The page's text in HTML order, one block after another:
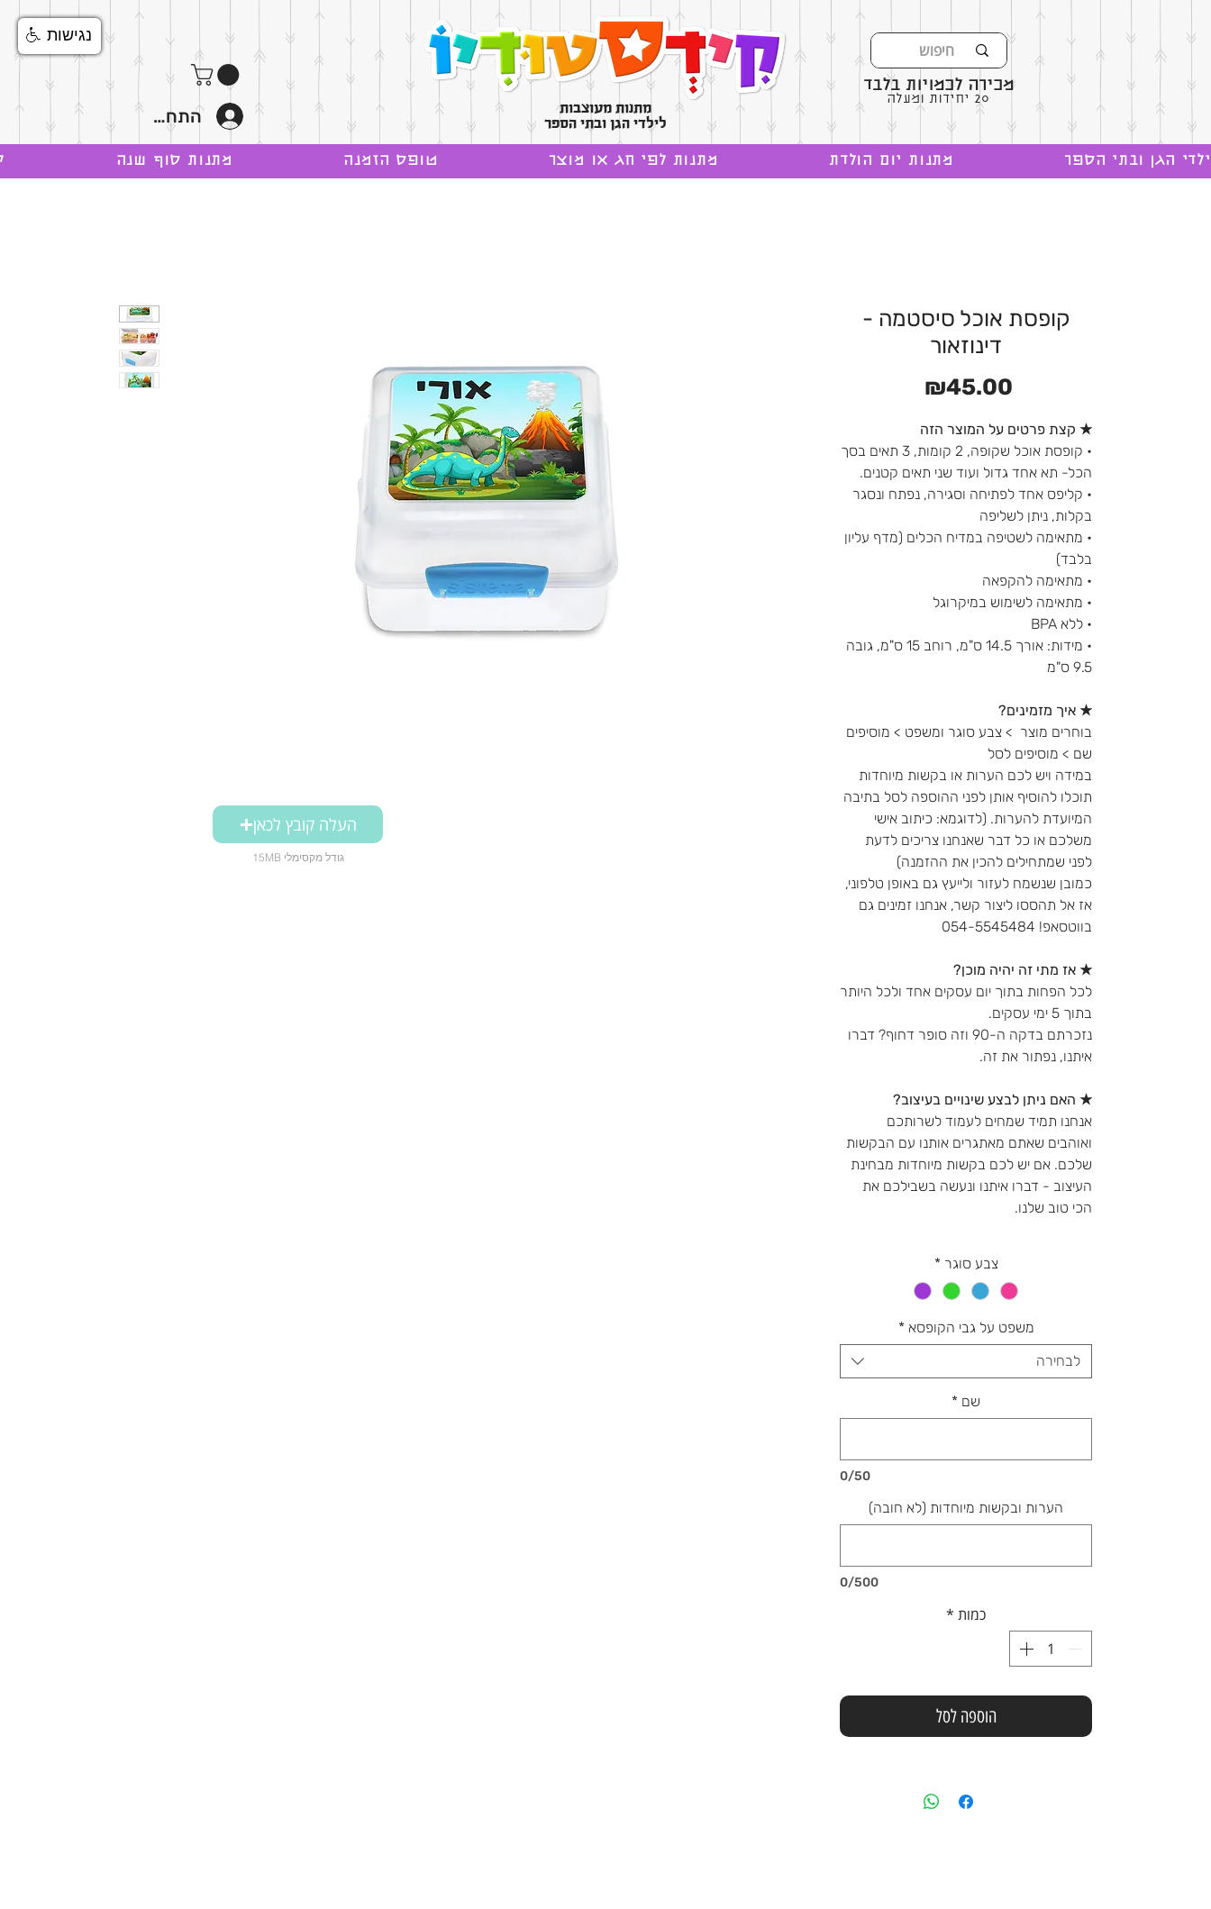
התחבר
מתנות מעוצבות
לילדי הגן ובתי הספר
מכירה לכמויות בלבד
20 יחידות ומעלה
הגן ובתי הספר מתנות יום הולדת מתנות לפי חג או מוצר טופס הזמנה מתנות סוף שנה
קופסת אוכל סיסטמה -
דינוזאור
₪45.00
★ קצת פרטים על המוצר הזה
• קופסת אוכל שקופה, 2 קומות, 3 תאים בסך
הכל- תא אחד גדול ועוד שני תאים קטנים.
• קליפס אחד לפתיחה וסגירה, נפתח ונסגר
בקלות, ניתן לשליפה
• מתאימה לשטיפה במדיח הכלים (מדף עליון
בלבד)
• מתאימה להקפאה
• מתאימה לשימוש במיקרוגל
• ללא BPA
• מידות: אורך 14.5 ס"מ, רוחב 15 ס"מ, גובה
9.5 ס"מ
★ איך מזמינים?
בוחרים מוצר > צבע סוגר ומשפט > מוסיפים
שם > מוסיפים לסל
במידה ויש לכם הערות או בקשות מיוחדות
תוכלו להוסיף אותן לפני ההוספה לסל בתיבה
המיועדת להערות. (לדוגמא: כיתוב אישי
משלכם או כל דבר שאנחנו צריכים לדעת
לפני שמתחילים להכין את ההזמנה)
כמובן שנשמח לעזור ולייעץ גם באופן טלפוני,
אז אל תהססו ליצור קשר, אנחנו זמינים גם
בווטסאפ! 054-5545484
★ אז מתי זה יהיה מוכן?
לכל הפחות בתוך יום עסקים אחד ולכל היותר
בתוך 5 ימי עסקים.
נזכרתם בדקה ה-90 וזה סופר דחוף? דברו
איתנו, נפתור את זה.
★ האם ניתן לבצע שינויים בעיצוב?
אנחנו תמיד שמחים לעמוד לשרותכם
ואוהבים שאתם מאתגרים אותנו עם הבקשות
שלכם. אם יש לכם בקשות מיוחדות מבחינת
העיצוב - דברו איתנו ונעשה בשבילכם את
הכי טוב שלנו.
צבע סוגר *
משפט על גבי הקופסא *
לבחירה
שם *
0/50
הערות ובקשות מיוחדות (לא חובה)
0/500
כמות *
הוספה לסל
העלה קובץ לכאן
15MB גודל מקסימלי
נגישות